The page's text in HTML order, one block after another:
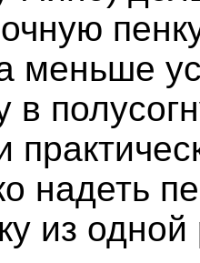
меньше
в
надеть
из одной